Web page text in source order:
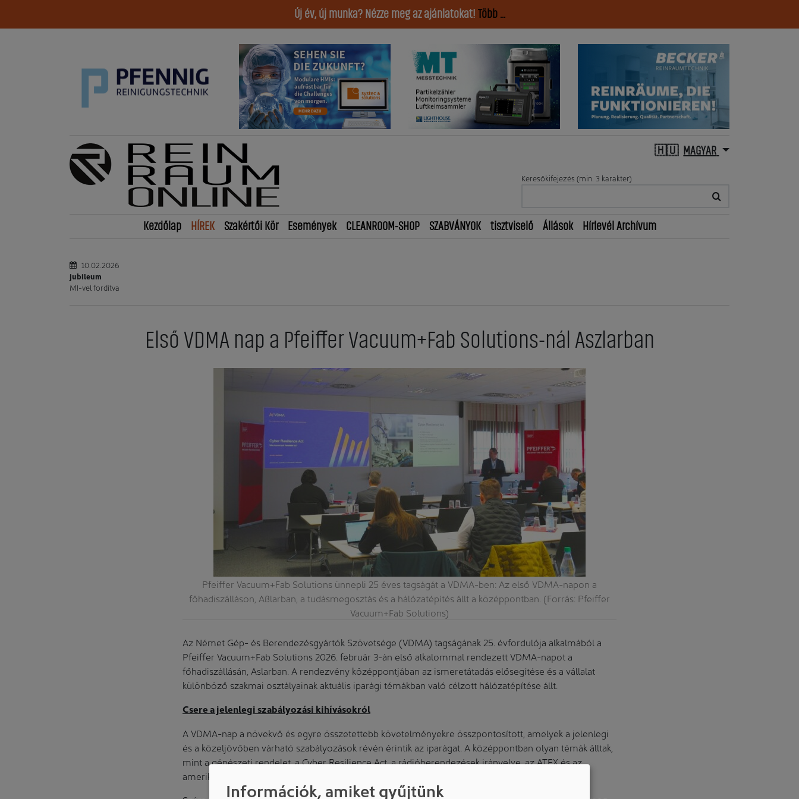
Új év, új munka? Nézze meg az ajánlatokat! Több ...
MAGYAR
Keresőkifejezés (min. 3 karakter)
Kezdőlap HÍREK Szakértői Kör Események CLEANROOM-SHOP SZABVÁNYOK tisztviselő Állások Hírlevél Archívum
10.02.2026
jubileum
MI-vel fordítva
Első VDMA nap a Pfeiffer Vacuum+Fab Solutions-nál Aszlarban
Pfeiffer Vacuum+Fab Solutions ünnepli 25 éves tagságát a VDMA-ben: Az első VDMA-napon a
főhadiszálláson, Aßlarban, a tudásmegosztás és a hálózatépítés állt a középpontban. (Forrás: Pfeiffer
Vacuum+Fab Solutions)
Az Német Gép- és Berendezésgyártók Szövetsége (VDMA) tagságának 25. évfordulója alkalmából a
Pfeiffer Vacuum+Fab Solutions 2026. február 3-án első alkalommal rendezett VDMA-napot a
főhadiszállásán, Aslarban. A rendezvény középpontjában az ismeretátadás elősegítése és a vállalat
különböző szakmai osztályainak aktuális iparági témákban való célzott hálózatépítése állt.
Csere a jelenlegi szabályozási kihívásokról
A VDMA-nap a növekvő és egyre összetettebb követelményekre összpontosított, amelyek a jelenlegi
és a közeljövőben várható szabályozások révén érintik az iparágat. A középpontban olyan témák álltak,
mint a gépészeti rendelet, a Cyber Resilience Act, a rádióberendezések irányelve, az ATEX és az
amerikai vámok hatásai.
Információk, amiket gyűjtünk